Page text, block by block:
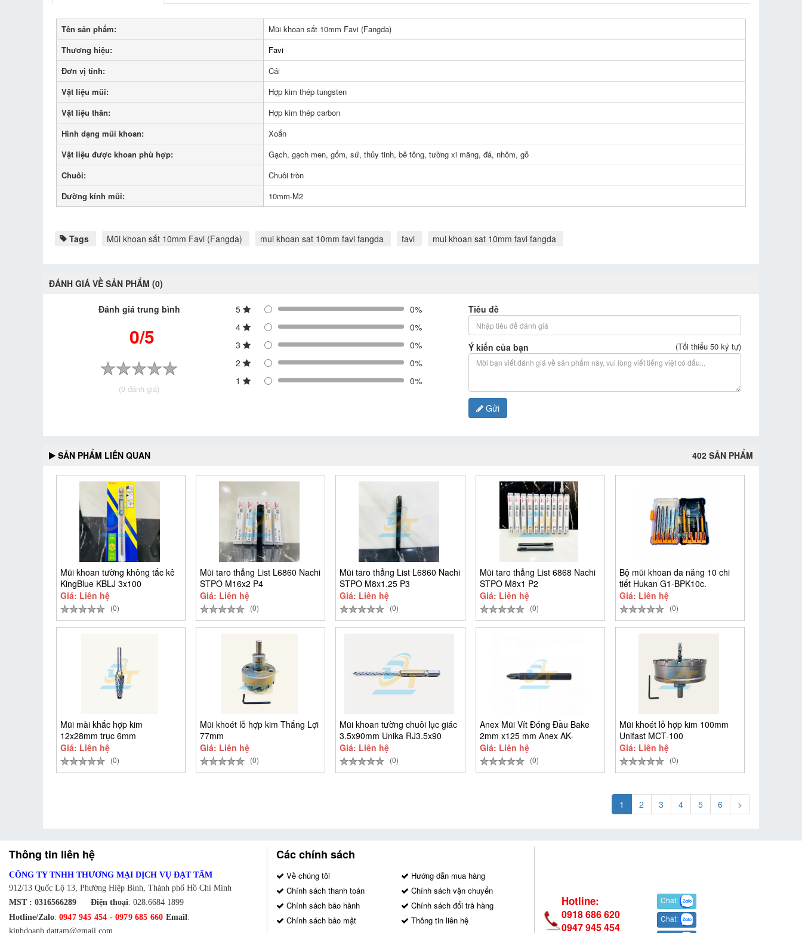
Tên sản phẩm:
Mũi khoan sắt 10mm Favi (Fangda)
Thương hiệu:
Favi
Đơn vị tính:
Cái
Vật liệu mũi:
Hợp kim thép tungsten
Vật liệu thân:
Hợp kim thép carbon
Hình dạng mũi khoan:
Xoắn
Vật liệu được khoan phù hợp:
Gạch, gạch men, gốm, sứ, thủy tinh, bê tông, tường xi măng, đá, nhôm, gỗ
Chuôi:
Chuôi tròn
Đường kính mũi:
10mm-M2
Tags Mũi khoan sắt 10mm Favi (Fangda) mui khoan sat 10mm favi fangda favi mui khoan sat 10mm favi fangda
ĐÁNH GIÁ VỀ SẢN PHẨM (0)
Đánh giá trung bình
0/5
(0 đánh giá)
5
0%
4
0%
3
0%
2
0%
1
0%
Tiêu đề
Ý kiến của bạn (Tối thiểu 50 ký tự)
Gửi
SẢN PHẨM LIÊN QUAN 402 SẢN PHẨM
Mũi khoan tường không tắc kê
KingBlue KBLJ 3x100
Giá: Liên hệ
(0)
Mũi taro thẳng List L6860 Nachi
STPO M16x2 P4
Giá: Liên hệ
(0)
Mũi taro thẳng List L6860 Nachi
STPO M8x1.25 P3
Giá: Liên hệ
(0)
Mũi taro thẳng List 6868 Nachi
STPO M8x1 P2
Giá: Liên hệ
(0)
Bộ mũi khoan đa năng 10 chi
tiết Hukan G1-BPK10c.
Giá: Liên hệ
(0)
Mũi mài khắc hợp kim
12x28mm trục 6mm
LX1228M06
Giá: Liên hệ
(0)
Mũi khoét lỗ hợp kim Thắng Lợi
77mm
Giá: Liên hệ
(0)
Mũi khoan tường chuôi lục giác
3.5x90mm Unika RJ3.5x90
Giá: Liên hệ
(0)
Anex Mũi Vít Đóng Đầu Bake
2mm x125 mm Anex AK-
22P+2x65
Giá: Liên hệ
(0)
Mũi khoét lỗ hợp kim 100mm
Unifast MCT-100
Giá: Liên hệ
(0)
1 2 3 4 5 6 >
Thông tin liên hệ
CÔNG TY TNHH THƯƠNG MẠI DỊCH VỤ ĐẠT TÂM
912/13 Quốc Lộ 13, Phường Hiệp Bình, Thành phố Hồ Chí Minh
MST : 0316566289 Điện thoại: 028.6684 1899
Hotline/Zalo: 0947 945 454 -0979 685 660 Email:
kinhdoanh.dattam@gmail.com
Các chính sách
Về chúng tôi
Hướng dẫn mua hàng
Chính sách thanh toán
Chính sách vận chuyển
Chính sách bảo hành
Chính sách đổi trả hàng
Chính sách bảo mật
Thông tin liên hệ
Hotline:
0918 686 620
0947 945 454
Chat:
Chat: